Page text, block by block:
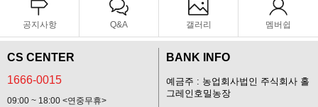
공지사항 Q&A 갤러리 멤버쉽
CS CENTER
1666-0015
09:00 ~ 18:00 <연중무휴>
BANK INFO
예금주 : 농업회사법인 주식회사 홀
그레인호밀농장